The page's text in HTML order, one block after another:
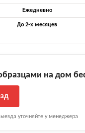
Ежедневно
До 2-х месяцев
на дом
уточняйте у менеджера